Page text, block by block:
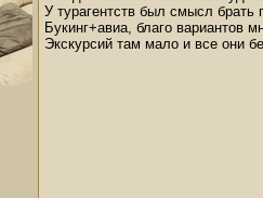
У турагентств был смысл
Букинг+авиа, благо вариантов
Экскурсий там мало и все они